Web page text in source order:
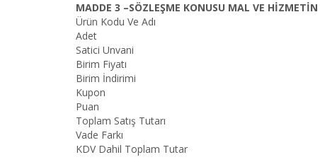
MADDE 3 –SÖZLEŞME KONUSU MAL VE
Ürün Kodu Ve Adı
Adet
Satici Unvani
Birim Fiyatı
Birim İndirimi
Kupon
Puan
Toplam Satış Tutarı
Vade Farkı
KDV Dahil Toplam Tutar